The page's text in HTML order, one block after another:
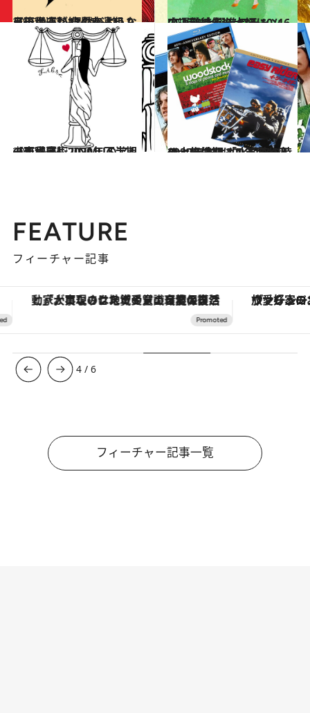
2020.9.12
【天秤座】12星座占い 9月後半運勢 偶然のようなラッキーが続く幸運期！
占い 2020.9.14
[午(うま)年]9/17〜10/16の運勢 大躍進のチャンス。道徳心を大切に
占い
2020.6.24
【天秤座】2020年下半期の恋愛運♡ JINMUのアムール占星術
占い 2020.8.30
2020年末は200年に一度の大転換期 「水瓶座の時代」価値観はこう変わる
ライフスタイル
FEATURE
フィーチャー記事
「大事なのは地域の意識を変えること」。ロレックス賞受賞の自然保護活動家が実現させたナイジェリアの自然環境の復活 ヴァシュロン・コンスタンタ
4 /6
フィーチャー記事一覧